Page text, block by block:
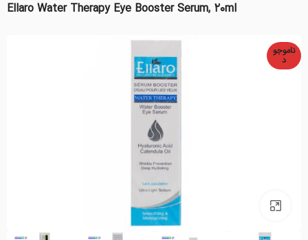
Ellaro Water Therapy Eye Booster Serum, 20ml
ناموجو
د